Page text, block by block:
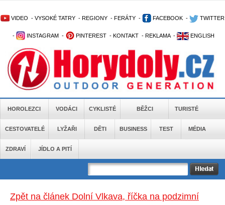
VIDEO - VYSOKÉ TATRY - REGIONY - FERÁTY - FACEBOOK - TWITTER
- INSTAGRAM - PINTEREST - KONTAKT - REKLAMA - ENGLISH
HOROLEZCI VODÁCI CYKLISTÉ BĚŽCI TURISTÉ
CESTOVATELÉ LYŽAŘI DĚTI BUSINESS TEST MÉDIA
ZDRAVÍ JÍDLO A PITÍ
Zpět na článek Dolní Vlkava, říčka na podzimní